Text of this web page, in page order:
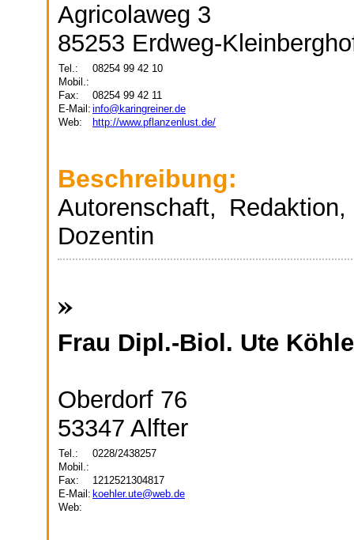
Agricolaweg 3
85253 Erdweg-
Tel.:
08254 99 42 10
Mobil.:
Fax:
08254 99 42 11
E-Mail: info@karingreiner.de
Web:
http://www.pflanzenlust.de/
Beschreibung:
Autorenschaft,
Dozentin
»
Frau Dipl.-Biol. Ute
Oberdorf 76
53347 Alfter
Tel.:
0228/2438257
Mobil.:
Fax:
1212521304817
E-Mail: koehler.ute@web.de
Web: